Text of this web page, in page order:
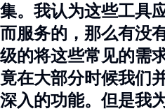
集。我认为这些工具
而服务的，那么有没
级的将这些常见的需
竟在大部分时候我们
深入的功能。但是我